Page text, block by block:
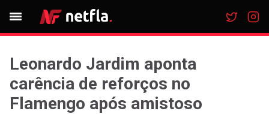
Leonardo Jardim aponta
carência de reforços no
Flamengo após amistoso